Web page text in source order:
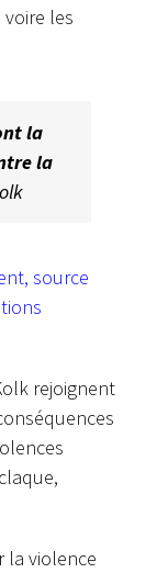
voire les
la
la
source
rejoignent
la violence